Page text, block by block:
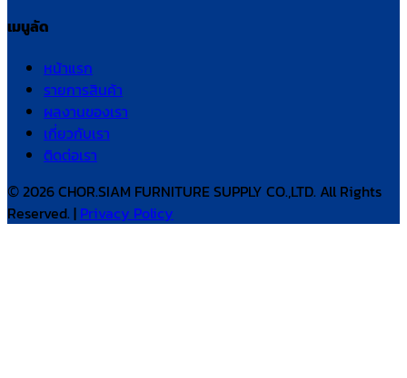
เมนูลัด
หน้าแรก
รายการสินค้า
ผลงานของเรา
เกี่ยวกับเรา
ติดต่อเรา
© 2026 CHOR.SIAM FURNITURE SUPPLY CO.,LTD. All Rights
Reserved. | Privacy Policy